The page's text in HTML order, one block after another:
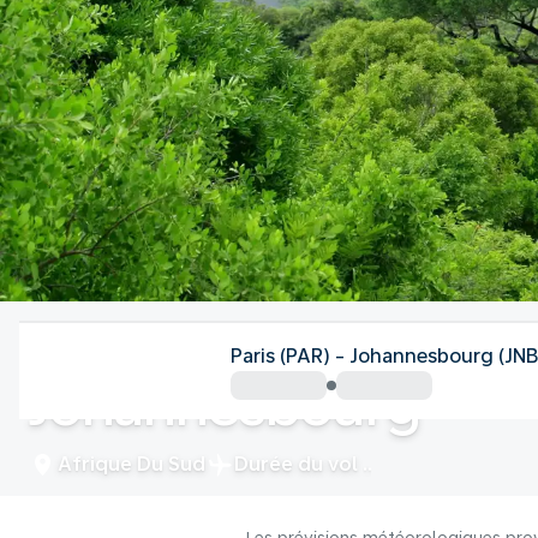
Johannesbourg
Afrique Du Sud Durée du vol
Paris (PAR) - Johannesbourg